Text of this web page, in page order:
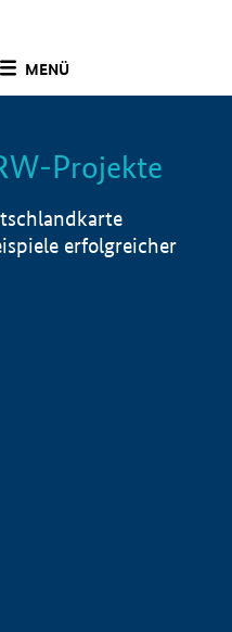
MENÜ
Info
Projekte
erfolgreicher